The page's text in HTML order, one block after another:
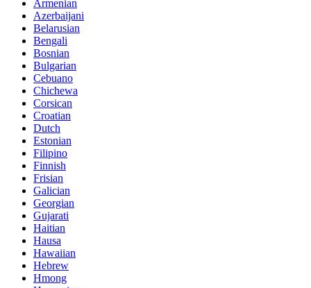
Armenian
Azerbaijani
Belarusian
Bengali
Bosnian
Bulgarian
Cebuano
Chichewa
Corsican
Croatian
Dutch
Estonian
Filipino
Finnish
Frisian
Galician
Georgian
Gujarati
Haitian
Hausa
Hawaiian
Hebrew
Hmong